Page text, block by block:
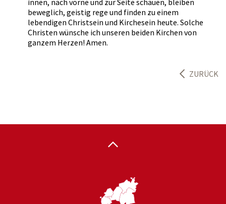
innen, nach vorne und zur Seite schauen, bleiben
beweglich, geistig rege und finden zu einem
lebendigen Christsein und Kirchesein heute. Solche
Christen wünsche ich unseren beiden Kirchen von
ganzem Herzen! Amen.
ZURÜCK